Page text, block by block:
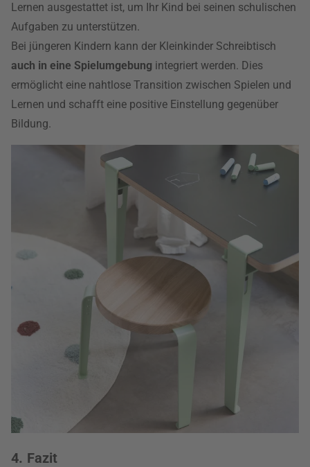
Lernen ausgestattet ist, um Ihr Kind bei seinen schulischen
Aufgaben zu unterstützen.
Bei jüngeren Kindern kann der Kleinkinder Schreibtisch
auch in eine Spielumgebung integriert werden. Dies
ermöglicht eine nahtlose Transition zwischen Spielen und
Lernen und schafft eine positive Einstellung gegenüber
Bildung.
4. Fazit